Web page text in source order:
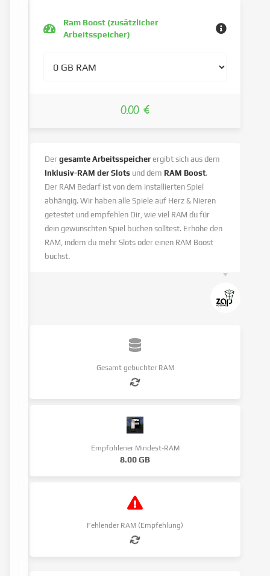
Ram Boost (zusätzlicher
Arbeitsspeicher)
0.00 €
Dergesamte Arbeitsspeicher ergibt sich aus dem
Inklusiv-RAM der Slots und dem RAM Boost.
Der RAM Bedarf ist von dem installierten Spiel
abhängig. Wir haben alle Spiele auf Herz & Nieren
getestet und empfehlen Dir, wie viel RAM du für
dein gewünschten Spiel buchen solltest. Erhöhe den
RAM, indem du mehr Slots oder einen RAM Boost
buchst.
Gesamt gebuchter RAM
Empfohlener Mindest-RAM
8.00 GB
Fehlender RAM (Empfehlung)